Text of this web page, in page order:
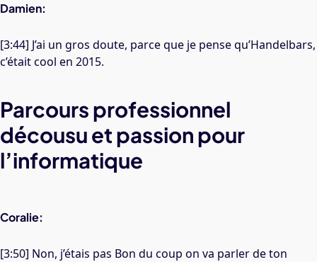
Damien:
[3:44] J’ai un gros doute, parce que je pense qu’Handelbars,
c’était cool en 2015.
Parcours professionnel
décousu et passion pour
l’informatique
Coralie:
[3:50] Non, j’étais pas Bon du coup on va parler de ton